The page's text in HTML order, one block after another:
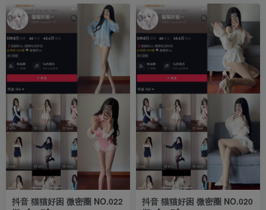
抖音 猫猫好困 微密圈 NO.022
抖音 猫猫好困 微密圈 NO.020